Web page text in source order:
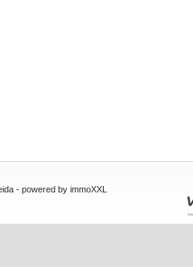
-powered by immoXXL